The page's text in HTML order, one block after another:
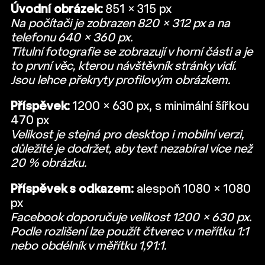
Úvodní obrázek: 851 × 315 px
Na počítači je zobrazen 820 × 312 px a na
telefonu 640 × 360 px.
Titulní fotografie se zobrazují v horní části a je
to první věc, kterou návštěvník stránky vidí.
Jsou lehce překryty profilovým obrázkem.
Příspěvek: 1200 × 630 px, s minimální šířkou
470 px
Velikost je stejná pro desktop i mobilní verzi,
důležité je dodržet, aby text nezabíral více než
20 % obrázku.
Příspěvek s odkazem: alespoň 1080 × 1080
px
Facebook doporučuje velikost 1200 × 630 px.
Podle rozlišení lze použít čtverec v meřítku 1:1
nebo obdélník v měřítku 1,91:1.